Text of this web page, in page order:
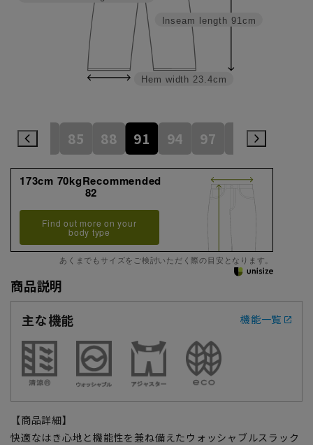
Inseam length 91cm
Hem width 23.4cm
82 85 88 91 94 97 100
173cm 70kgRecommended
82
Find out more on your
body type
あくまでもサイズをご検討いただく際の目安となります。
商品説明
主な機能
機能一覧
【商品詳細】
快適なはき心地と機能性を兼ね備えたウォッシャブルスラック